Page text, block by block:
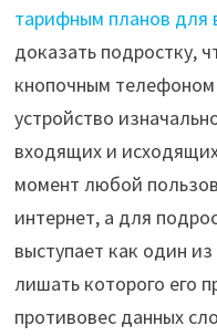
тарифным планов для
доказать подростку,
кнопочным
устройство
входящих и
момент любой
интернет, а для
выступает как один
лишать которого его
противовес данных